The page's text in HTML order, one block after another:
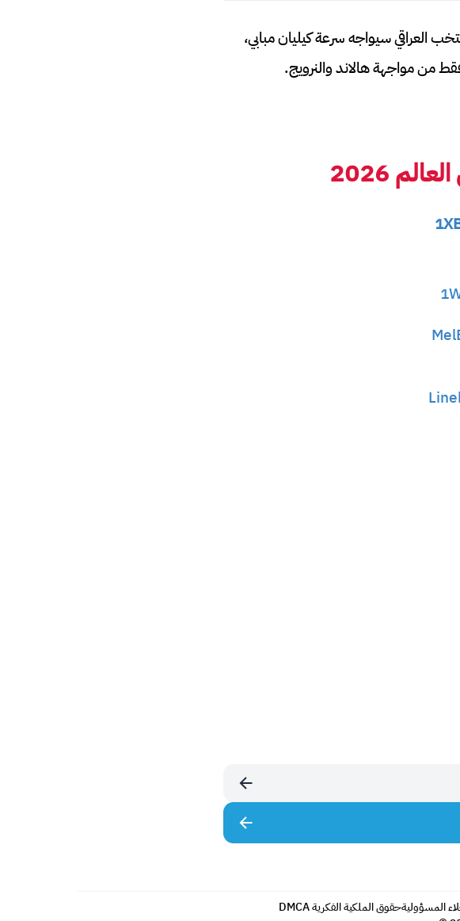
العراقي سيواجه سرعة كيليان مبابي،
من مواجهة هالاند والنرويج.
2026
المسؤوليةحقوق الملكية الفكرية DMCA